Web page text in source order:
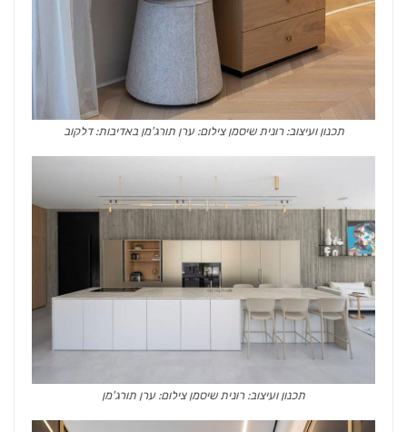
תכנון ועיצוב: רונית שיסמן צילום: ערן תורג'מן באדיבות: דלקוב
תכנון ועיצוב: רונית שיסמן צילום: ערן תורג'מן